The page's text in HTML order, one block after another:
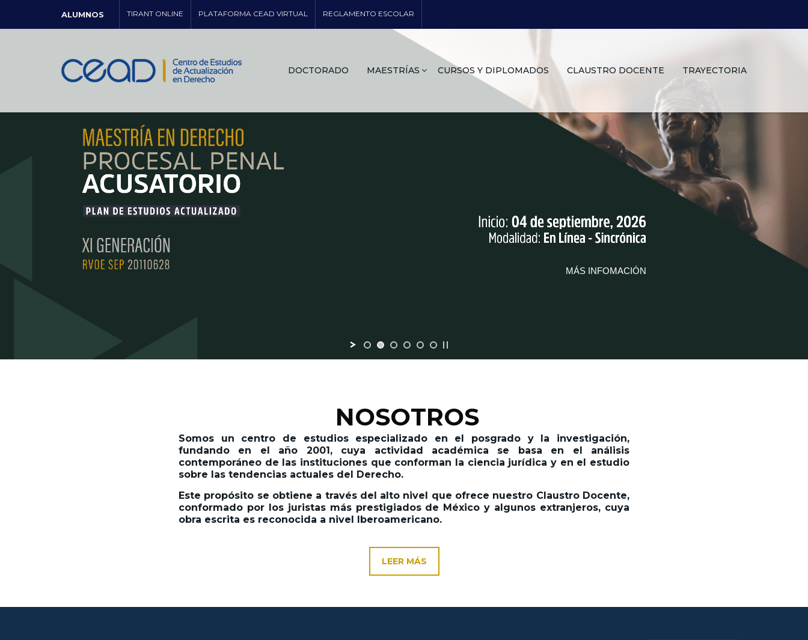
ALUMNOS TIRANT ONLINE PLATAFORMA CEAD VIRTUAL REGLAMENTO ESCOLAR
DOCTORADO MAESTRÍAS CURSOS Y DIPLOMADOS CLAUSTRO DOCENTE TRAYECTORIA
MÁS INFOMACIÓN
NOSOTROS
Somos un centro de estudios especializado en el posgrado y la investigación,
fundando en el año 2001,cuya actividad académica se basa en el análisis
contemporáneo de las instituciones que conforman la ciencia jurídica y en el estudio
sobre las tendencias actuales del Derecho.
Este propósito se obtiene a través del alto nivel que ofrece nuestro Claustro Docente,
conformado por los juristas más prestigiados de México y algunos extranjeros, cuya
obra escrita es reconocida a nivel Iberoamericano.
LEER MÁS